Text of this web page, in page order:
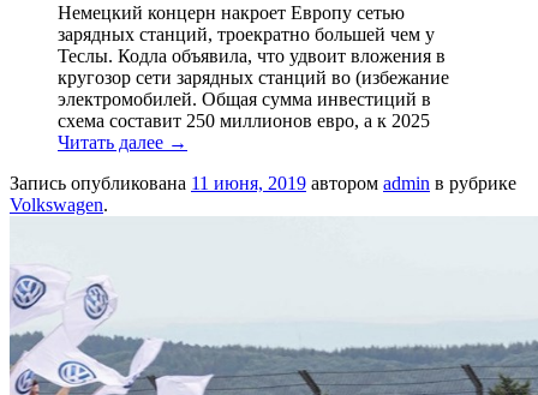
Немецкий концерн накроет Европу сетью
зарядных станций, троекратно большей чем у
Теслы. Кодла объявила, что удвоит вложения в
кругозор сети зарядных станций во (избежание
электромобилей. Общая сумма инвестиций в
схема составит 250 миллионов евро, а к 2025
Читать далее →
Запись опубликована 11 июня, 2019 автором admin в рубрике
Volkswagen.